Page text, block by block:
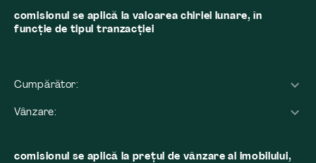
comisionul se aplică la valoarea chiriei lunare, în
funcție de tipul tranzacției
Cumpărător:
Vânzare:
comisionul se aplică la preţul de vânzare al imobilului,